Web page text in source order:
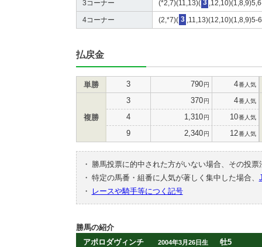
3コーナー (*2,7)(11,13)( 3
4コーナー (2,*7)( 3 ,11,13)(12,10)(1,8,9)5-
払戻金
単勝 3 790円 4番人気
複勝
3 370円 4番人気
4 1,310円 10番人気
9 2,340円 12番人気
・
勝馬投票に的中された方がいない場合、その投
・ 特定の馬番・組番に人気が著しく集中した場合、
・
レースや騎手等につく記号
勝馬の紹介
アポロダヴィンチ
2004年3月26日生 牡5